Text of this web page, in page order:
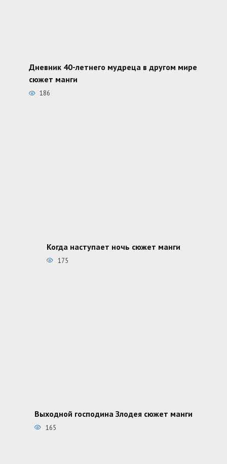
Дневник 40-летнего мудреца в другом мире
сюжет манги
186
Когда наступает ночь сюжет манги
175
Выходной господина Злодея сюжет манги
165